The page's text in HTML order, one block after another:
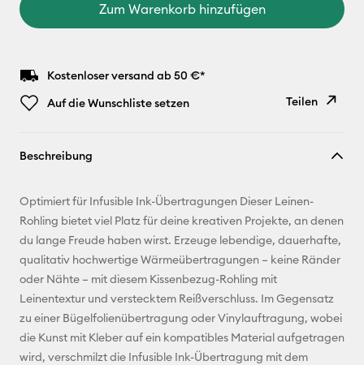
Zum Warenkorb hinzufügen
Kostenloser versand ab 50 €*
Auf die Wunschliste setzen
Teilen
E-Mail-
Adresse
Pinterest
Facebook
Beschreibung
Optimiert für Infusible Ink-Übertragungen Dieser Leinen-
Rohling bietet viel Platz für deine kreativen Projekte, an denen
du lange Freude haben wirst. Erzeuge lebendige, dauerhafte,
qualitativ hochwertige Wärmeübertragungen – keine Ränder
oder Nähte – mit diesem Kissenbezug-Rohling mit
Leinentextur und verstecktem Reißverschluss. Im Gegensatz
zu einer Bügelfolienübertragung oder Vinylauftragung, wobei
die Kunst mit Kleber auf ein kompatibles Material aufgetragen
wird, verschmilzt die Infusible Ink-Übertragung mit dem